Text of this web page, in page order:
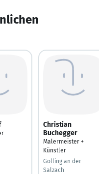
Christian
Buchegger
Malermeister +
Künstler
Golling an der
Salzach